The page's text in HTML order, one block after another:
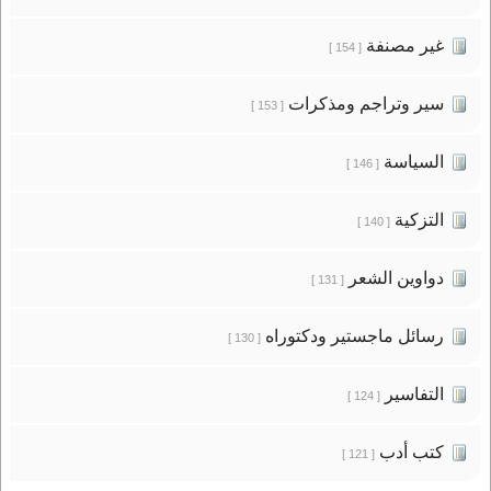
غير مصنفة[ 154 ]
سير وتراجم ومذكرات[ 153 ]
السياسة[ 146 ]
التزكية[ 140 ]
دواوين الشعر[ 131 ]
رسائل ماجستير ودكتوراه[ 130 ]
التفاسير[ 124 ]
كتب أدب[ 121 ]